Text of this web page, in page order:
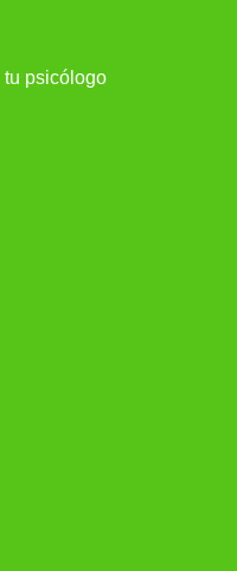
tu psicólogo